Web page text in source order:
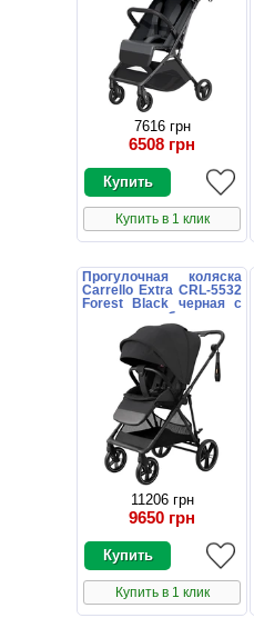
7616 грн
6508 грн
Купить в 1 клик
Прогулочная коляска
Carrello Extra CRL-5532
Forest Black черная с
поворотным блоком
11206 грн
9650 грн
Купить в 1 клик